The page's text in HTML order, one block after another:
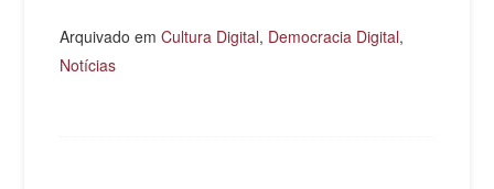
Arquivado emCultura Digital, Democracia Digital,
Notícias